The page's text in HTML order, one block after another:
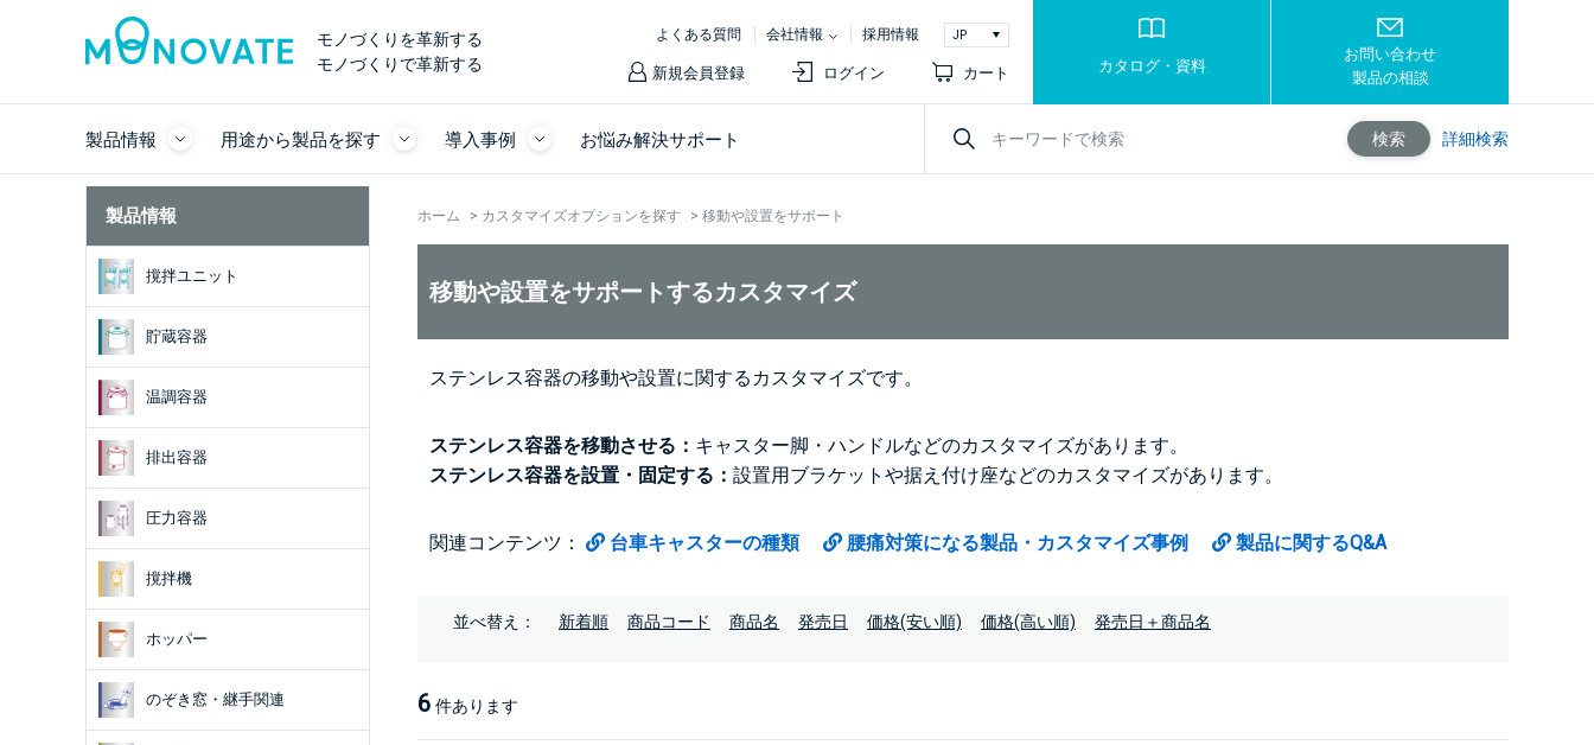
モノづくりを革新する
モノづくりで革新する
よくある質問 会社情報 採用情報
新規会員登録 ログイン カート カタログ・資料
お問い合わせ
製品の相談
製品情報 用途から製品を探す 導入事例 お悩み解決サポート 検索 詳細検索
製品情報
撹拌ユニット
貯蔵容器
温調容器
排出容器
圧力容器
撹拌機
ホッパー
のぞき窓・継手関連
ホーム > カスタマイズオプションを探す > 移動や設置をサポート
移動や設置をサポートするカスタマイズ
ステンレス容器の移動や設置に関するカスタマイズです。
ステンレス容器を移動させる： キャスター脚・ハンドルなどのカスタマイズがあります。
ステンレス容器を設置・固定する： 設置用ブラケットや据え付け座などのカスタマイズがあります。
関連コンテンツ： 台車キャスターの種類 腰痛対策になる製品・カスタマイズ事例 製品に関するQ&A
並べ替え： 新着順 商品コード 商品名 発売日 価格(安い順) 価格(高い順) 発売日＋商品名
6 件あります